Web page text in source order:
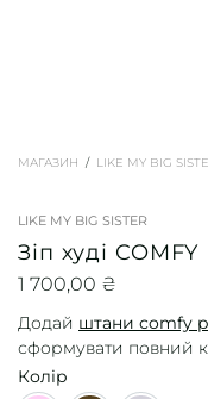
МАГАЗИН LIKE MY BIG
LIKE MY BIG SISTER
Зіп худі COMFY
1 700,00 ₴
Додай штани сomfy
сформувати повний
Колір